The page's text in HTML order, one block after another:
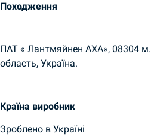
Походження
ПАТ « Лантмяйнен AXA», 08304 м.
область, Україна.
Країна виробник
Зроблено в Україні